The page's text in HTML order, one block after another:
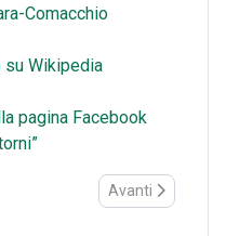
Comacchio
su Wikipedia
pagina Facebook
di Vizzano, Sasso Marconi:
Articolo
Avanti